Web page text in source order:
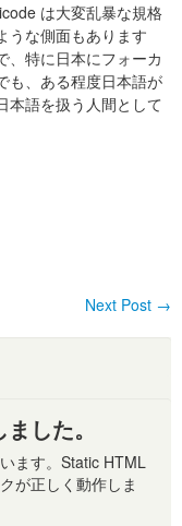
は大変乱暴な規格
うな側面もあります
、特に日本にフォーカ
も、ある程度日本語が
本語を扱う人間として
Next Post →
した。
ます。Static HTML
が正しく動作しま